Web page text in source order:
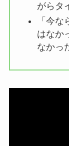
がらタ
「今
はなか
なかっ